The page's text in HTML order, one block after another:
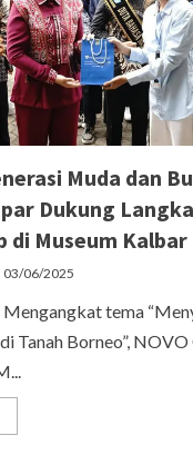
Muda dan
Dukung
di Museum Kalbar
03/06/2025
Mengangkat tema
Tanah Borneo”,
Read
more